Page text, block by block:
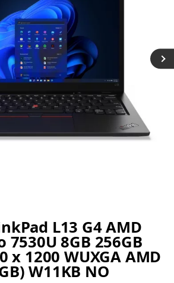
L13 G4 AMD
7530U 8GB 256GB
x 1200 WUXGA AMD
W11KB NO